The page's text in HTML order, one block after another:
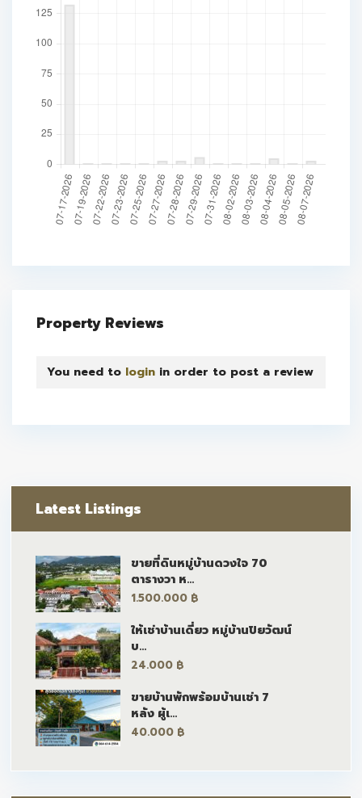
Property Reviews
You need to login in order to post a review
Latest Listings
ขายที่ดินหมู่บ้านดวงใจ 70
ตารางวา ห...
1.500.000 ฿
ให้เช่าบ้านเดี่ยว หมู่บ้านปิยวัฒน์
บ...
24.000 ฿
ขายบ้านพักพร้อมบ้านเช่า 7
หลัง ผู้เ...
40.000 ฿